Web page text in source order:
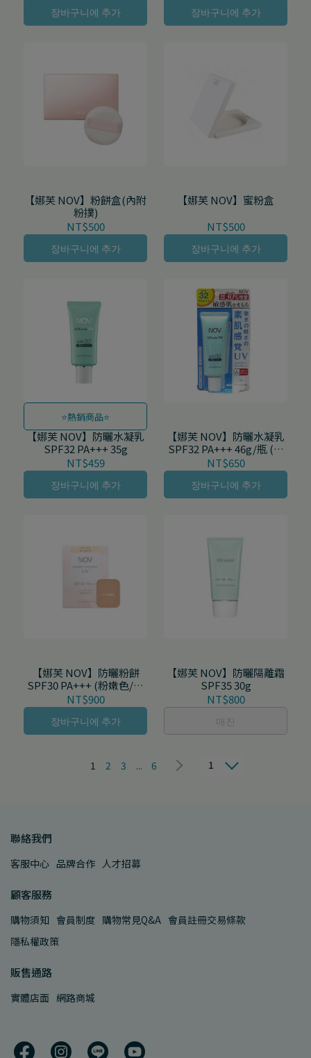
장바구니에 추가 장바구니에 추가
【娜芙 NOV】粉餅盒(內附
粉撲)
NT$500
장바구니에 추가
【娜芙 NOV】蜜粉盒
NT$500
장바구니에 추가
⭐熱銷商品⭐
【娜芙 NOV】防曬水凝乳
SPF32 PA+++ 35g
NT$459
장바구니에 추가
【娜芙 NOV】防曬水凝乳
SPF32 PA+++ 46g/瓶 (增
量瓶)
NT$650
장바구니에 추가
【娜芙 NOV】防曬粉餅
SPF30 PA+++ (粉嫩色/亮
膚色/自然膚色) 12g/盒
NT$900
장바구니에 추가
【娜芙 NOV】防曬隔離霜
SPF35 30g
NT$800
매진
1 2 3 ... 6 1
聯絡我們
客服中心 品牌合作 人才招募
顧客服務
購物須知 會員制度 購物常見Q&A 會員註冊交易條款
隱私權政策
販售通路
實體店面 網路商城